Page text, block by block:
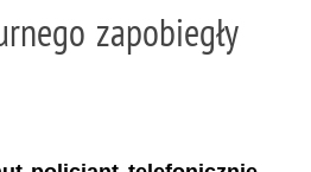
zapobiegły